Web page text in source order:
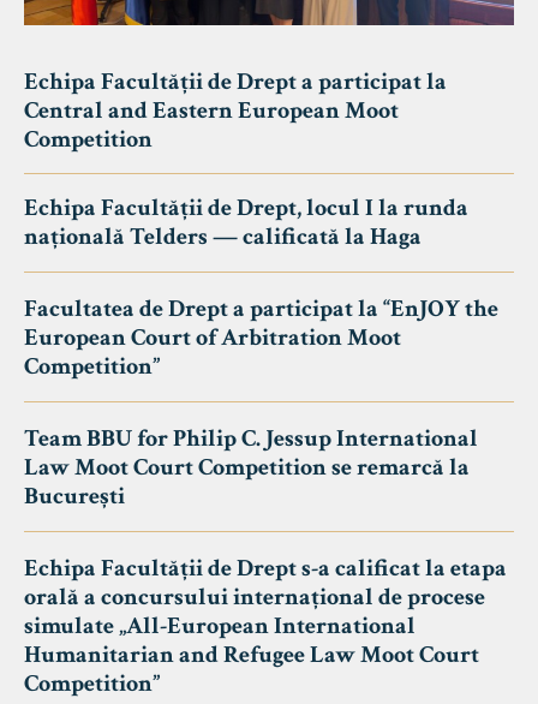
Echipa Facultății de Drept a participat la
Central and Eastern European Moot
Competition
Echipa Facultății de Drept, locul I la runda
națională Telders — calificată la Haga
Facultatea de Drept a participat la “EnJOY the
European Court of Arbitration Moot
Competition”
Team BBU for Philip C. Jessup International
Law Moot Court Competition se remarcă la
București
Echipa Facultății de Drept s-a calificat la etapa
orală a concursului internațional de procese
simulate „All-European International
Humanitarian and Refugee Law Moot Court
Competition”